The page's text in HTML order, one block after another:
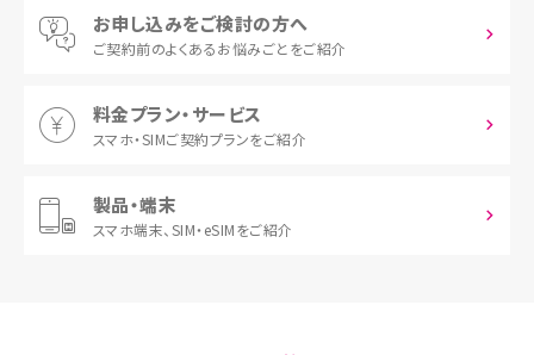
お申し込みをご検討の方へ
ご契約前のよくあるお悩みごとをご紹介
料金プラン・サービス
スマホ・SIMご契約プランをご紹介
製品・端末
スマホ端末、SIM・eSIMをご紹介